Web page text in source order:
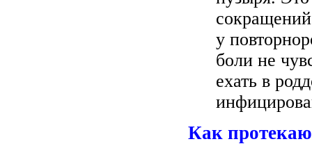
у
боли не
ехать в
Как